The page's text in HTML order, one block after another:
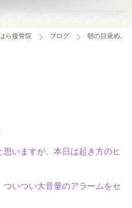
ら接骨院 ブログ 朝の目覚め。
いますが、本日は起き方のヒ
ついつい大音量のアラームをセ